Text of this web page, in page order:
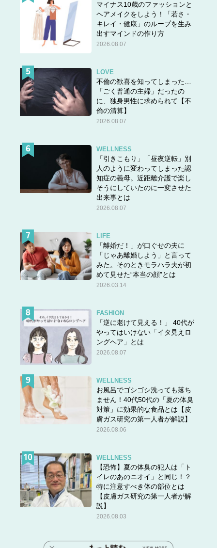
マイナス10歳のファッションと
ヘアメイクをしよう！「若さ・
キレイ・健康」のループを生み
出すマインドの作り方
2026.08.07
LOVE
不倫の歓喜を知ってしまった…
「ごく普通の主婦」だったの
に、独身男性に求められて【不
倫の清算】
2026.08.07
WELLNESS
「引きこもり」「昼夜逆転」別
人のように変わってしまった認
知症の義母。近距離介護で楽し
そうにしていたのに一変させた
出来事とは
2026.08.07
LIFE
「離婚だ！」が口ぐせの夫に
「じゃあ離婚しよう」と言って
みた。そのときモラハラ夫が初
めて見せた“本当の顔”とは
2026.03.14
FASHION
「逆に老けて見える！」 40代が
やってはいけない「イタ見えロ
ングヘア」とは
2026.08.07
WELLNESS
お風呂でゴシゴシ洗っても落ち
ません！40代50代の「夏の体臭
対策」に効果的な食品とは【皮
膚ガス研究の第一人者が解説】
2026.08.06
WELLNESS
【恐怖】夏の体臭の犯人は「ト
イレのあのニオイ」と同じ！？
特に注意すべき体の部位とは
【皮膚ガス研究の第一人者が解
説】
2026.08.03